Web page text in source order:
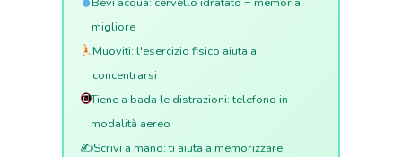
migliore
Muoviti: l'esercizio fisico aiuta a
concentrarsi
Tiene a bada le distrazioni: telefono in
modalità aereo
✍️Scrivi a mano: ti aiuta a memorizzare